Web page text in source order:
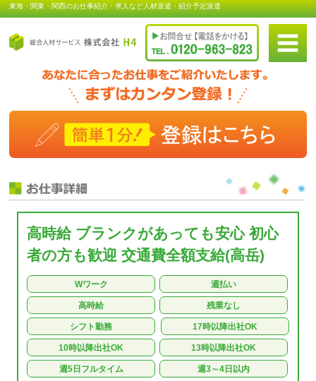
東海・関東・関西のお仕事紹介・求人など人材派遣・紹介予定派遣
高時給 ブランクがあっても安心 初心
者の方も歓迎 交通費全額支給(高岳)
Wワーク 週払い
高時給 残業なし
シフト勤務 17時以降出社OK
10時以降出社OK 13時以降出社OK
週5日フルタイム 週3～4日以内